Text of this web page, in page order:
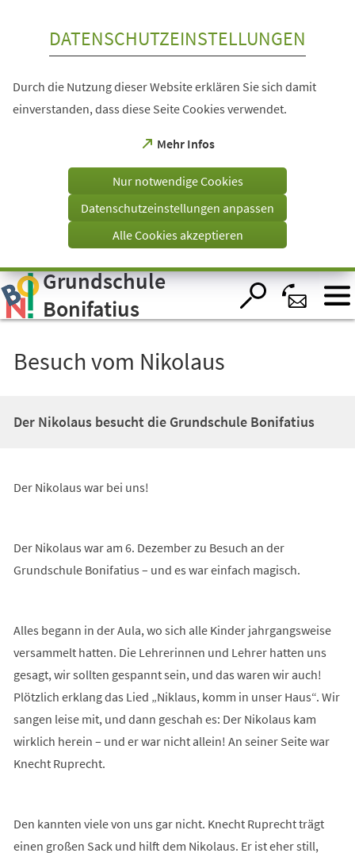
Visuelle
Assistenzsoftware
öffnen.
DATENSCHUTZEINSTELLUNGEN
Durch die Nutzung dieser Website erklären Sie sich damit
einverstanden, dass diese Seite Cookies verwendet.
Mehr Infos
(Öffnet
einem
Tab)
Nur notwendige Cookies
Datenschutzeinstellungen anpassen
Alle Cookies akzeptieren
Grundschule
Bonifatius
Besuch vom Nikolaus
Der Nikolaus besucht die Grundschule Bonifatius
Der Nikolaus war bei uns!
Der Nikolaus war am 6. Dezember zu Besuch an der
Grundschule Bonifatius – und es war einfach magisch.
Alles begann in der Aula, wo sich alle Kinder jahrgangsweise
versammelt hatten. Die Lehrerinnen und Lehrer hatten uns
gesagt, wir sollten gespannt sein, und das waren wir auch!
Plötzlich erklang das Lied „Niklaus, komm in unser Haus“. Wir
sangen leise mit, und dann geschah es: Der Nikolaus kam
wirklich herein – und er war nicht allein! An seiner Seite war
Knecht Ruprecht.
Den kannten viele von uns gar nicht. Knecht Ruprecht trägt
einen großen Sack und hilft dem Nikolaus. Er ist eher still,